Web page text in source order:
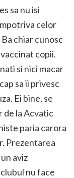
sa nu isi
celor
chiar cunosc
copii.
si nici macar
sa ii privesc
Ei bine, se
de la Acvatic
paria carora
Prezentarea
aviz
nu face